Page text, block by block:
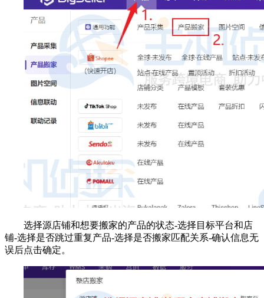
选择源店铺和想要搬家的产品的状态-选择目标平台和店
铺-选择是否跳过重复产品-选择是否搬家匹配关系-确认信息无
误后点击确定。